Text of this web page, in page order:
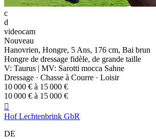
c
d
videocam
Nouveau
Hanovrien, Hongre, 5 Ans, 176 cm, Bai brun
Hongre de dressage fidèle, de grande taille
V: Taurus | MV: Sarotti mocca Sahne
Dressage · Chasse à Courre · Loisir
10 000 € à 15 000 €
10 000 € à 15 000 €

Hof Lechtenbrink GbR
DE